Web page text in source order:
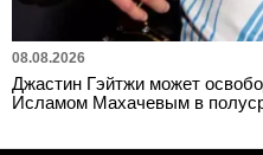
08.08.2026
Джастин Гэйтжи может
Исламом Махачевым в